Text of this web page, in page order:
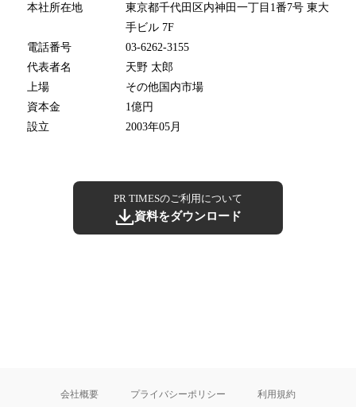
本社所在地
東京都千代田区内神田一丁目1番7号 東大
手ビル 7F
電話番号
03-6262-3155
代表者名
天野 太郎
上場
その他国内市場
資本金
1億円
設立
2003年05月
PR TIMESのご利用について
資料をダウンロード
会社概要 プライバシーポリシー 利用規約